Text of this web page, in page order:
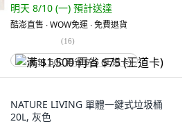
明天 8/10 (一) 預計送達
酷澎直售 ∙ WOW免運 ∙ 免費退貨
(16)
满 $1,500 再省 $75 (王道卡)
NATURE LIVING 單體一鍵式垃圾桶
20L, 灰色